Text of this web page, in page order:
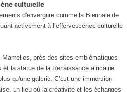
culturelle
d'envergure comme la Biennale de
activement à l’effervescence culturelle
près des sites emblématiques
et la statue de la Renaissance africaine
qu'une galerie. C’est une immersion
un lieu où la créativité et les échanges